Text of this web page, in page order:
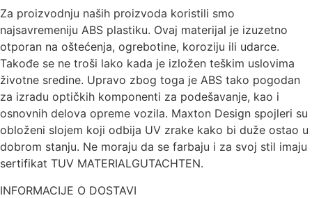
Za proizvodnju naših proizvoda koristili smo
najsavremeniju ABS plastiku. Ovaj materijal je izuzetno
otporan na oštećenja, ogrebotine, koroziju ili udarce.
Takođe se ne troši lako kada je izložen teškim uslovima
životne sredine. Upravo zbog toga je ABS tako pogodan
za izradu optičkih komponenti za podešavanje, kao i
osnovnih delova opreme vozila. Maxton Design spojleri su
obloženi slojem koji odbija UV zrake kako bi duže ostao u
dobrom stanju. Ne moraju da se farbaju i za svoj stil imaju
sertifikat TUV MATERIALGUTACHTEN.
INFORMACIJE O DOSTAVI